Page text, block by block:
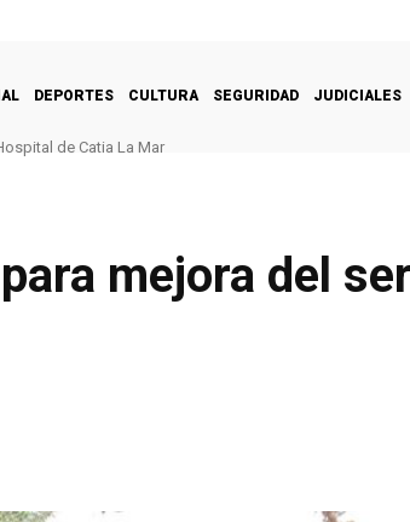
DEPORTES CULTURA SEGURIDAD JUDICIALES
de Catia La Mar
mejora del